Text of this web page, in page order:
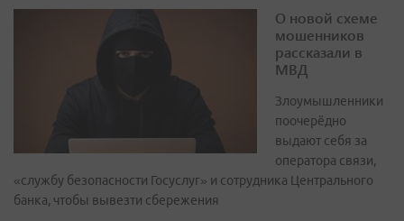
О новой схеме
мошенников
рассказали в
МВД
Злоумышленники
поочерёдно
выдают себя за
оператора связи,
«службу безопасности Госуслуг» и сотрудника Центрального
банка, чтобы вывезти сбережения